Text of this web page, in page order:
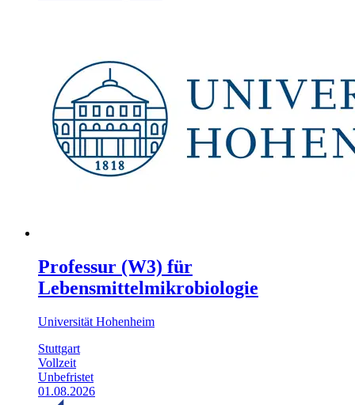
Professur (W3) für
Lebensmittelmikrobiologie
Universität Hohenheim
Stuttgart
Vollzeit
Unbefristet
01.08.2026